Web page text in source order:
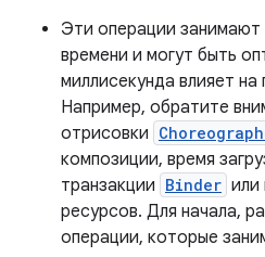
Эти операции
времени и могут быть
миллисекунда влияет
Например, обратите
отрисовки
композиции, время
транзакции Binder или
ресурсов. Для начала,
операции, которые